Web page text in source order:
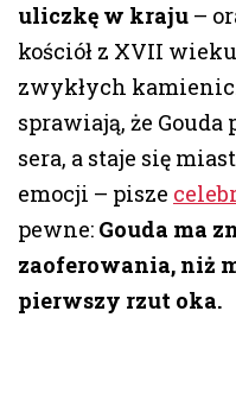
uliczkę w kraju –
kościół z XVII
zwykłych
sprawiają, że
sera, a staje się
emocji – pisze
pewne: Gouda ma
zaoferowania, niż
pierwszy rzut oka.